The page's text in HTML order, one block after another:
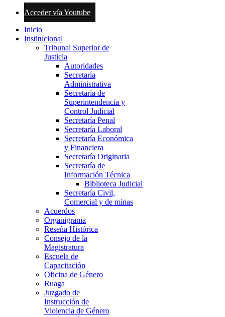
Acceder vía Youtube
Inicio
Institucional
Tribunal Superior de
Justicia
Autoridades
Secretaría
Administrativa
Secretaría de
Superintendencia y
Control Judicial
Secretaría Penal
Secretaría Laboral
Secretaría Económica
y Financiera
Secretaría Originaria
Secretaría de
Información Técnica
Biblioteca Judicial
Secretaría Civil,
Comercial y de minas
Acuerdos
Organigrama
Reseña Histórica
Consejo de la
Magistratura
Escuela de
Capacitación
Oficina de Género
Ruaga
Juzgado de
Instrucción de
Violencia de Género